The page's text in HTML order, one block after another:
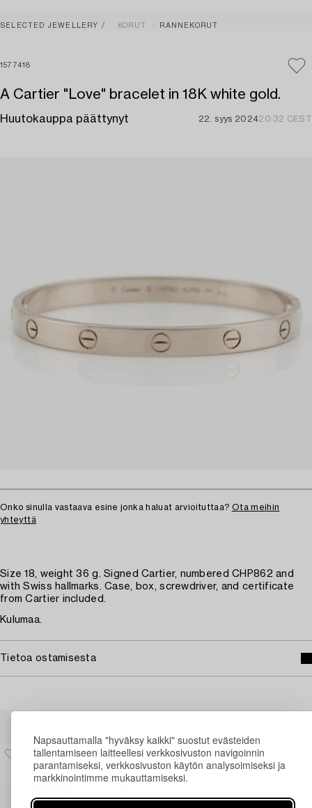
Napsauttamalla "hyväksy kaikki" suostut evästeiden
tallentamiseen laitteellesi verkkosivuston navigoinnin
parantamiseksi, verkkosivuston käytön analysoimiseksi ja
markkinointimme mukauttamiseksi.
SELECTED JEWELLERY KORUT RANNEKORUT
1577418
A Cartier "Love" bracelet in 18K white gold.
Huutokauppa päättynyt 22. syys 202420:32 CEST
Onko sinulla vastaava esine jonka haluat arvioituttaa? Ota meihin
yhteyttä
Size 18, weight 36 g. Signed Cartier, numbered CHP862 and
with Swiss hallmarks. Case, box, screwdriver, and certificate
from Cartier included.
Kulumaa.
Tietoa ostamisesta